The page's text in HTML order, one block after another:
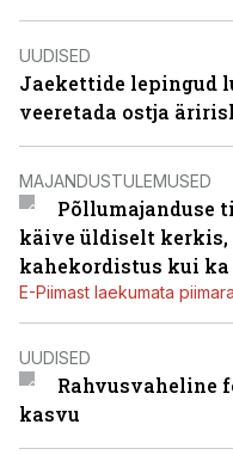
UUDISED
Jaekettide lepingud
veeretada ostja
MAJANDUSTULEMUSED
Põllumajanduse
käive üldiselt kerkis,
kahekordistus kui
E-Piimast laekumata
UUDISED
Rahvusvaheline
kasvu